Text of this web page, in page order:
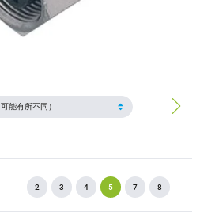
2 3 4 5 7 8